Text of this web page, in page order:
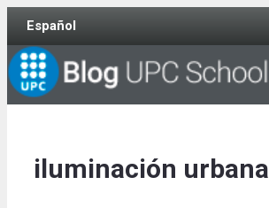
Skip
content
Español
iluminación urbana